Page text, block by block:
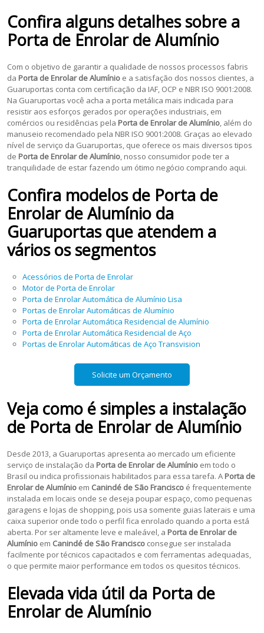
Confira alguns detalhes sobre a
Porta de Enrolar de Alumínio
Com o objetivo de garantir a qualidade de nossos processos fabris
da Porta de Enrolar de Alumínio e a satisfação dos nossos clientes, a
Guaruportas conta com certificação da IAF, OCP e NBR ISO 9001:2008.
Na Guaruportas você acha a porta metálica mais indicada para
resistir aos esforços gerados por operações industriais, em
comércios ou residências pela Porta de Enrolar de Alumínio, além do
manuseio recomendado pela NBR ISO 9001:2008. Graças ao elevado
nível de serviço da Guaruportas, que oferece os mais diversos tipos
de Porta de Enrolar de Alumínio, nosso consumidor pode ter a
tranquilidade de estar fazendo um ótimo negócio comprando aqui.
Confira modelos de Porta de
Enrolar de Alumínio da
Guaruportas que atendem a
vários os segmentos
Acessórios de Porta de Enrolar
Motor de Porta de Enrolar
Porta de Enrolar Automática de Alumínio Lisa
Portas de Enrolar Automáticas de Alumínio
Porta de Enrolar Automática Residencial de Alumínio
Porta de Enrolar Automática Residencial de Aço
Portas de Enrolar Automáticas de Aço Transvision
Solicite um Orçamento
Veja como é simples a instalação
de Porta de Enrolar de Alumínio
Desde 2013, a Guaruportas apresenta ao mercado um eficiente
serviço de instalação da Porta de Enrolar de Alumínio em todo o
Brasil ou indica profissionais habilitados para essa tarefa. A Porta de
Enrolar de Alumínio em Canindé de São Francisco é frequentemente
instalada em locais onde se deseja poupar espaço, como pequenas
garagens e lojas de shopping, pois usa somente guias laterais e uma
caixa superior onde todo o perfil fica enrolado quando a porta está
aberta. Por ser altamente leve e maleável, a Porta de Enrolar de
Alumínio em Canindé de São Francisco consegue ser instalada
facilmente por técnicos capacitados e com ferramentas adequadas,
o que permite maior performance em todos os quesitos técnicos.
Elevada vida útil da Porta de
Enrolar de Alumínio